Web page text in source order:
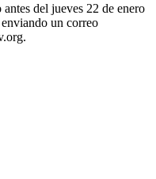
del jueves 22 de enero
un correo